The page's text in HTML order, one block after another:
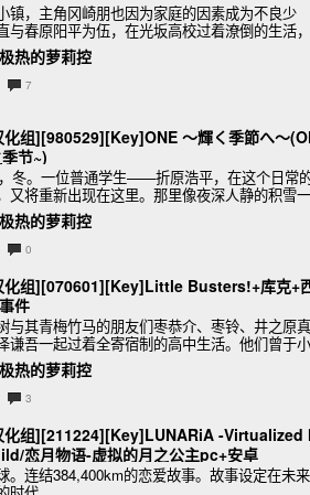
镇，主角冈崎朋也因为家庭的因素成为不良少
与春原阳平为伍，在光坂高校过着潦倒的生活，
有一天能够离开所在的小镇。某年4月14日，他
前发现了一个止步不前的女孩，在朋也认识了
热的萝莉控
7
化组][980529][Key]ONE 〜輝く季節へ〜
节~)
冬。一位普通学生——折原浩平，在这个日常
又将重新出现在这里。那里像夜深人静的积雪一
着日常中毫无变化的景象。无论何时，那里都是
的风景。连喜欢
热的萝莉控
0
化组][070601][Key]Little Busters!+库克+
件
与其青梅竹马的朋友们枣恭介、枣铃、井之原真
谦吾一起过着全寄宿制的高中生活。他们曾于小
一个所谓与恶势力作斗争并号称“正义的使者”的
“热的萝莉控
3
化组][211224][Key]LUNARiA -Virtualized
恋月物语-虚拟的月之公主pc+安卓
。连结384,400km的恋爱故事。故事设定在未